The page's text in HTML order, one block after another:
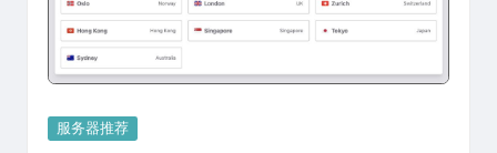
Posted
服务器推荐